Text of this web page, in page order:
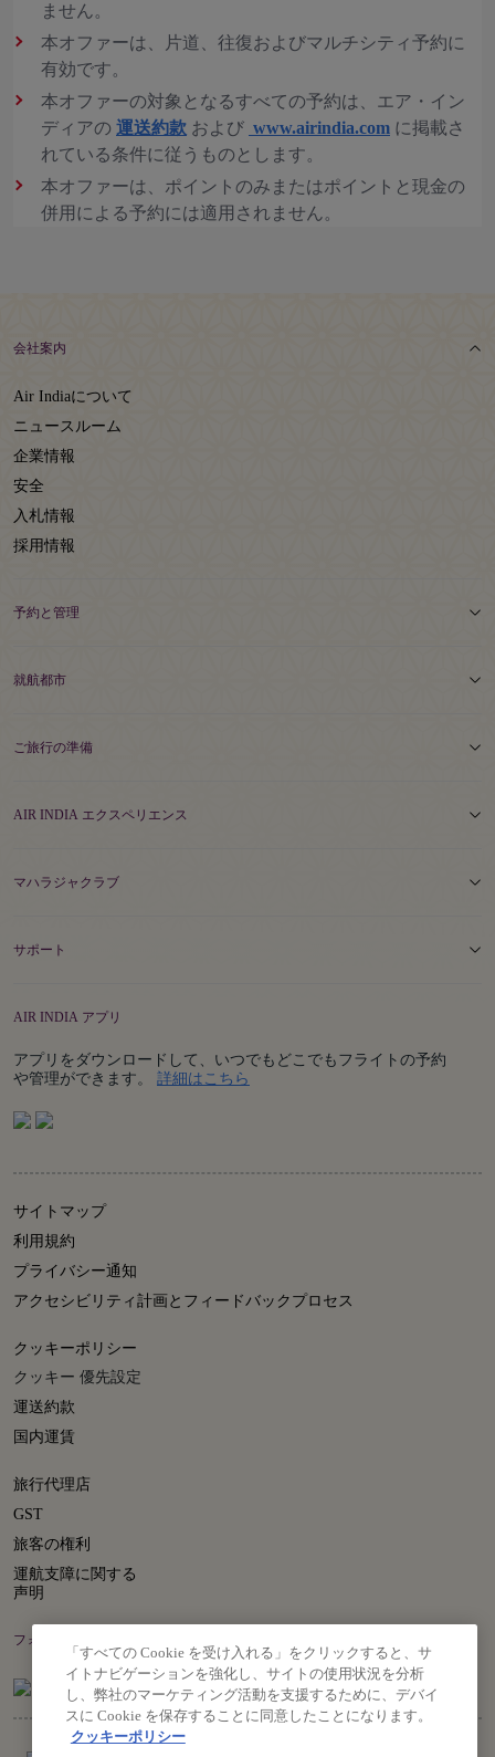
ません。
本オファーは、片道、往復およびマルチシティ予約に
有効です。
本オファーの対象となるすべての予約は、エア・イン
ディアの 運送約款 および www.airindia.com に掲載さ
れている条件に従うものとします。
本オファーは、ポイントのみまたはポイントと現金の
併用による予約には適用されません。
会社案内
Air Indiaについて
ニュースルーム
企業情報
安全
入札情報
採用情報
予約と管理
就航都市
ご旅行の準備
AIR INDIA エクスペリエンス
マハラジャクラブ
サポート
AIR INDIA アプリ
アプリをダウンロードして、いつでもどこでもフライトの予約
や管理ができます。 詳細はこちら
サイトマップ
利用規約
プライバシー通知
アクセシビリティ計画とフィードバックプロセス
クッキーポリシー
クッキー 優先設定
運送約款
国内運賃
旅行代理店
GST
旅客の権利
運航支障に関する
声明
フォローはこちら
「すべての Cookie を受け入れる」をクリックすると、サ
イトナビゲーションを強化し、サイトの使用状況を分析
し、弊社のマーケティング活動を支援するために、デバイ
スに Cookie を保存することに同意したことになります。
クッキーポリシー